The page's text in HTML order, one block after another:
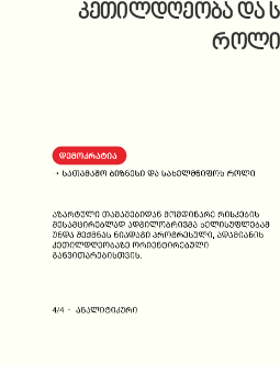
კეთილდღეობა და
როლი